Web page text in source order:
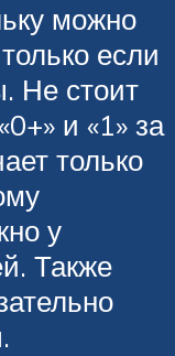
можно
если
Не стоит
и «1» за
только
у
Также